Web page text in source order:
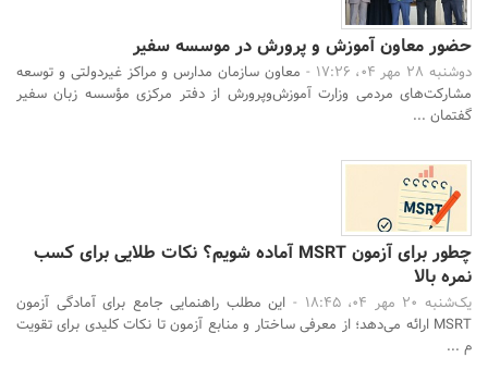
حضور معاون آموزش‌ و پرورش در موسسه سفیر
دوشنبه 28 مهر 04، 17:26 -
معاون سازمان مدارس و مراکز غیردولتی و توسعه
مشارکت‌های مردمی وزارت آموزش‌وپرورش از دفتر مرکزی مؤسسه زبان سفیر
گفتمان ...
چطور برای آزمون MSRT آماده شویم؟ نکات طلایی برای کسب
نمره بالا
یک‌شنبه 20 مهر 04، 18:45 -
این مطلب راهنمایی جامع برای آمادگی آزمون
MSRT ارائه می‌دهد؛ از معرفی ساختار و منابع آزمون تا نکات کلیدی برای تقویت
م ...